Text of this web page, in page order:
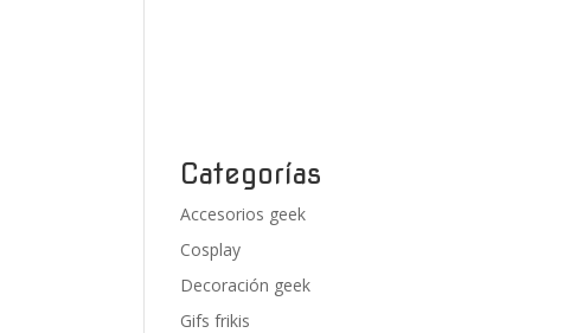
Categorías
Accesorios geek
Cosplay
Decoración geek
Gifs frikis